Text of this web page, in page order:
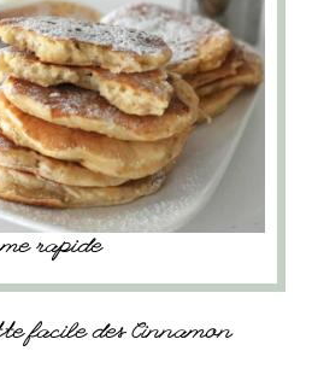
rapide
facile des Cinnamon